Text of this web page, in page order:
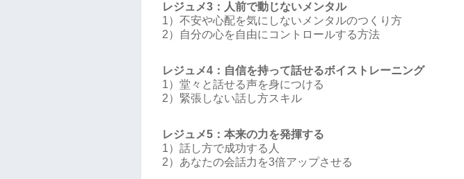
レジュメ3：人前で動じないメンタル
1）不安や心配を気にしないメンタルのつくり方
2）自分の心を自由にコントロールする方法
レジュメ4：自信を持って話せるボイストレーニング
1）堂々と話せる声を身につける
2）緊張しない話し方スキル
レジュメ5：本来の力を発揮する
1）話し方で成功する人
2）あなたの会話力を3倍アップさせる